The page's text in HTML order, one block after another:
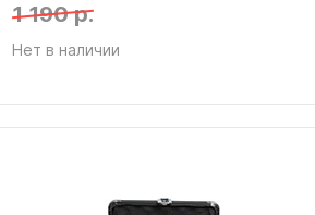
1 190 р.
Нет в наличии